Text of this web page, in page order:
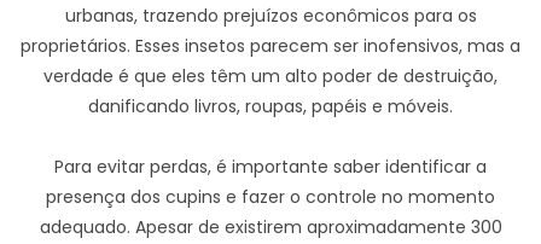
urbanas, trazendo prejuízos econômicos para os
proprietários. Esses insetos parecem ser inofensivos, mas a
verdade é que eles têm um alto poder de destruição,
danificando livros, roupas, papéis e móveis.
Para evitar perdas, é importante saber identificar a
presença dos cupins e fazer o controle no momento
adequado. Apesar de existirem aproximadamente 300